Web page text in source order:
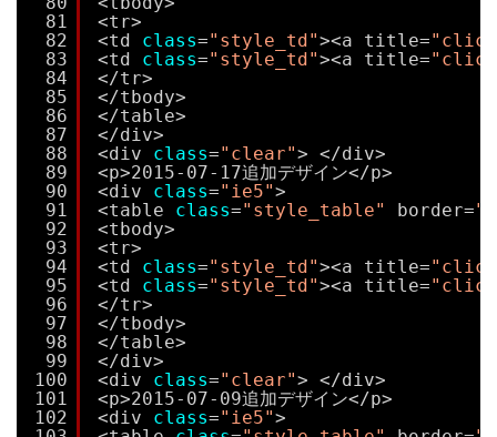
81
82
83
84
85
86
87
88
89
90
91
92
93
94
95
96
97
98
99
100
101
102
<tr>
<td class="style_td"><a title=
<td class="style_td"><a title=
</tr>
</tbody>
</table>
</div>
<div class="clear"> </div>
<p>2015-07-17追加デザイン</p>
<div class="ie5">
<table class="style_table" border=
<tbody>
<tr>
<td class="style_td"><a title=
<td class="style_td"><a title=
</tr>
</tbody>
</table>
</div>
<div class="clear"> </div>
<p>2015-07-09追加デザイン</p>
<div class="ie5">